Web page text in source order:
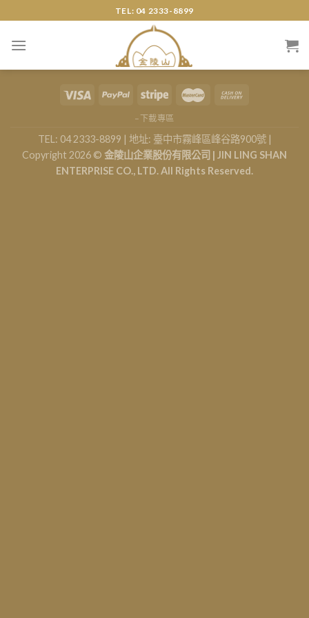
to
content
TEL: 04 2333-8899
–下載專區
TEL: 04 2333-8899 | 地址: 臺中市霧峰區峰谷路900號 |
Copyright 2026 © 金陵山企業股份有限公司 | JIN LING SHAN
ENTERPRISE CO., LTD. All Rights Reserved.